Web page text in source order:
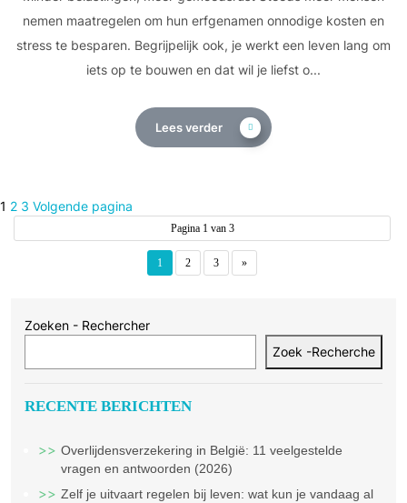
nemen maatregelen om hun erfgenamen onnodige kosten en
stress te besparen. Begrijpelijk ook, je werkt een leven lang om
iets op te bouwen en dat wil je liefst o...
Lees verder
Berichten
paginering
Pagina
1 Pagina
2 Pagina
3 Volgende pagina
Pagina 1 van 3
1 2 3 »
Zoeken - Rechercher
Zoek -Recherche
RECENTE BERICHTEN
Overlijdensverzekering in België: 11 veelgestelde
vragen en antwoorden (2026)
Zelf je uitvaart regelen bij leven: wat kun je vandaag al